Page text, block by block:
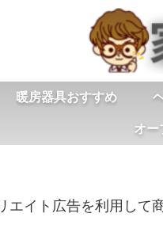
暖房器具おすすめ
オー
エイト広告を利用して